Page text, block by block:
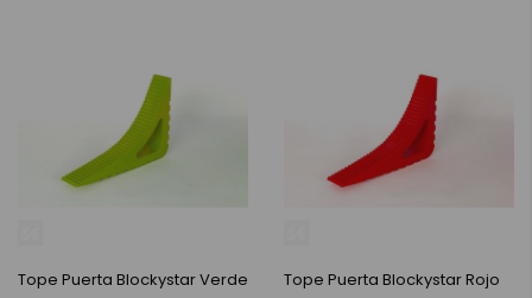
Tope Puerta Blockystar Verde Tope Puerta Blockystar Rojo